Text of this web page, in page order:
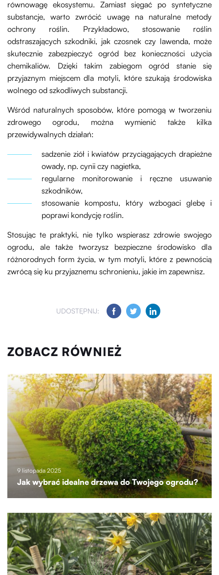
równowagę ekosystemu. Zamiast sięgać po syntetyczne
substancje, warto zwrócić uwagę na naturalne metody
ochrony roślin. Przykładowo, stosowanie roślin
odstraszających szkodniki, jak czosnek czy lawenda, może
skutecznie zabezpieczyć ogród bez konieczności użycia
chemikaliów. Dzięki takim zabiegom ogród stanie się
przyjaznym miejscem dla motyli, które szukają środowiska
wolnego od szkodliwych substancji.
Wśród naturalnych sposobów, które pomogą w tworzeniu
zdrowego ogrodu, można wymienić także kilka
przewidywalnych działań:
sadzenie ziół i kwiatów przyciągających drapieżne
owady, np. cynii czy nagietka,
regularne monitorowanie i ręczne usuwanie
szkodników,
stosowanie kompostu, który wzbogaci glebę i
poprawi kondycję roślin.
Stosując te praktyki, nie tylko wspierasz zdrowie swojego
ogrodu, ale także tworzysz bezpieczne środowisko dla
różnorodnych form życia, w tym motyli, które z pewnością
zwrócą się ku przyjaznemu schronieniu, jakie im zapewnisz.
UDOSTĘPNIJ:
ZOBACZ RÓWNIEŻ
9 listopada 2025
Jak wybrać idealne drzewa do Twojego ogrodu?